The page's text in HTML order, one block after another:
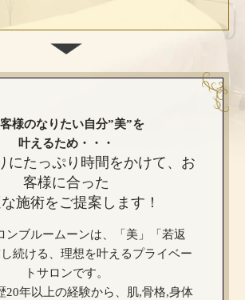
様のなりたい自分”美”を
叶えるため・・・
にたっぷり時間をかけて、お
客様に合った
施術をご提案します！
ンブルームーンは、「美」「若返
続ける、理想を叶えるプライベー
トサロンです。
20年以上の経験から、肌,骨格,身体